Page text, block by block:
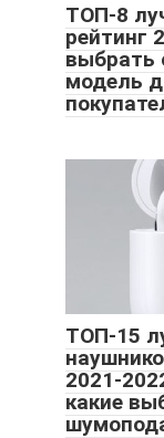
ТОП-8
рейтинг
выбрать
модель
ТОП-15
2021-
какие